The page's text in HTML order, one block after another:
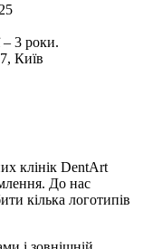
– 3 роки.
Київ
клінік DentArt
До нас
кілька логотипів